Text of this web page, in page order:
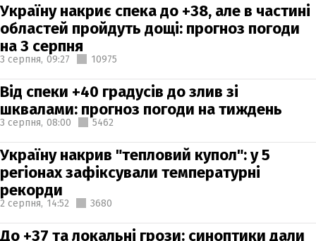
Україну накриє спека до +38, але в частині
областей пройдуть дощі: прогноз погоди
на 3 серпня
3 серпня, 09:27 10975
Від спеки +40 градусів до злив зі
шквалами: прогноз погоди на тиждень
3 серпня, 08:00 5462
Україну накрив "тепловий купол": у 5
регіонах зафіксували температурні
рекорди
2 серпня, 14:52 3680
До +37 та локальні грози: синоптики дали